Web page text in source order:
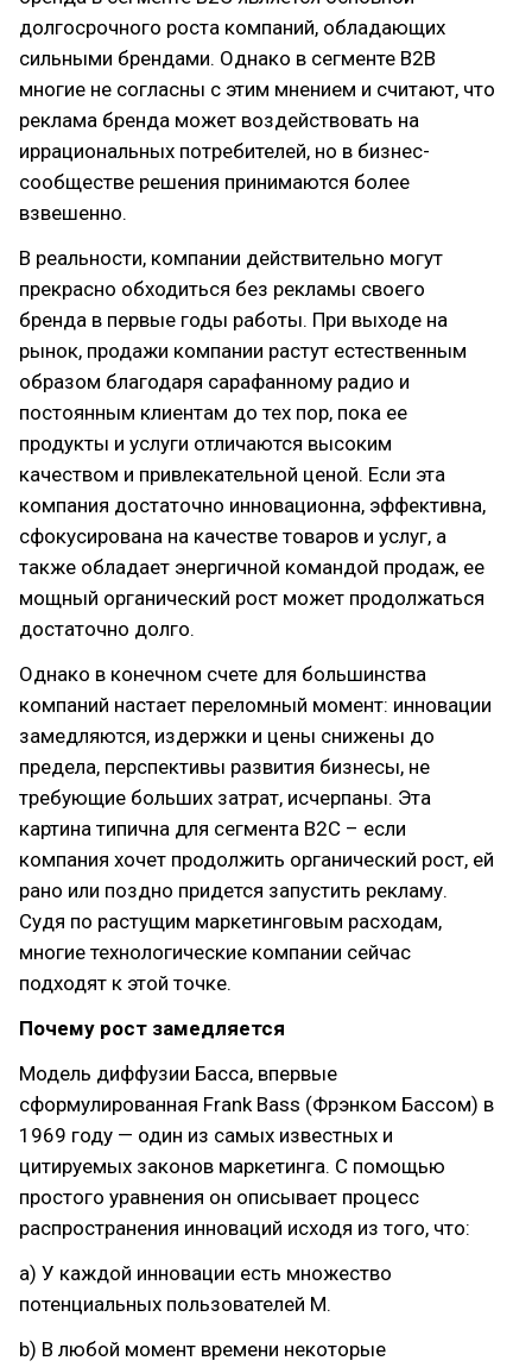
долгосрочного роста компаний, обладающих
сильными брендами. Однако в сегменте В2В
многие не согласны с этим мнением и считают, что
реклама бренда может воздействовать на
иррациональных потребителей, но в бизнес-
сообществе решения принимаются более
взвешенно.
В реальности, компании действительно могут
прекрасно обходиться без рекламы своего
бренда в первые годы работы. При выходе на
рынок, продажи компании растут естественным
образом благодаря сарафанному радио и
постоянным клиентам до тех пор, пока ее
продукты и услуги отличаются высоким
качеством и привлекательной ценой. Если эта
компания достаточно инновационна, эффективна,
сфокусирована на качестве товаров и услуг, а
также обладает энергичной командой продаж, ее
мощный органический рост может продолжаться
достаточно долго.
Однако в конечном счете для большинства
компаний настает переломный момент: инновации
замедляются, издержки и цены снижены до
предела, перспективы развития бизнесы, не
требующие больших затрат, исчерпаны. Эта
картина типична для сегмента В2С – если
компания хочет продолжить органический рост, ей
рано или поздно придется запустить рекламу.
Судя по растущим маркетинговым расходам,
многие технологические компании сейчас
подходят к этой точке.
Почему рост замедляется
Модель диффузии Басса, впервые
сформулированная Frank Bass (Фрэнком Бассом) в
1969 году — один из самых известных и
цитируемых законов маркетинга. С помощью
простого уравнения он описывает процесс
распространения инноваций исходя из того, что:
a) У каждой инновации есть множество
потенциальных пользователей М.
b) В любой момент времени некоторые